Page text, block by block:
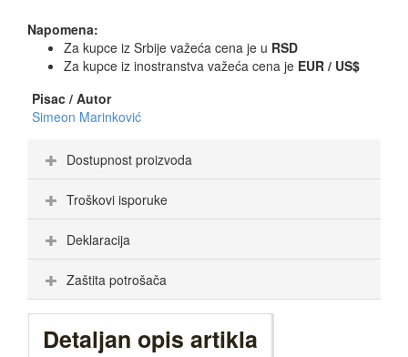
Napomena:
Za kupce iz Srbije važeća cena je u RSD
Za kupce iz inostranstva važeća cena je EUR / US$
Pisac / Autor
Simeon Marinković
Dostupnost proizvoda
Troškovi isporuke
Deklaracija
Zaštita potrošača
Detaljan opis artikla